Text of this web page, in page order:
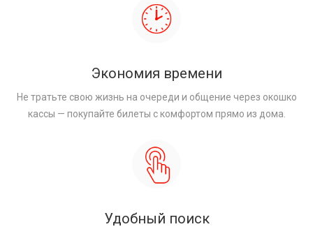
Экономия времени
Не тратьте свою жизнь на очереди и общение через окошко
кассы — покупайте билеты с комфортом прямо из дома.
Удобный поиск